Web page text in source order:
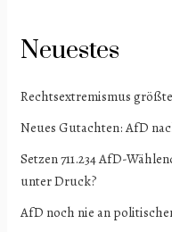
Neuestes
Rechtsextremismus
Neues Gutachten: AfD
Setzen 711.234 AfD-
unter Druck?
AfD noch nie an